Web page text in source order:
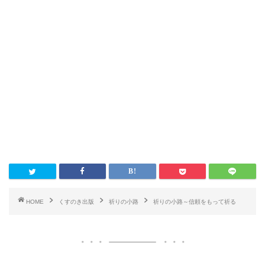
HOME くすのき出版 祈りの小路 祈りの小路～信頼をもって祈る